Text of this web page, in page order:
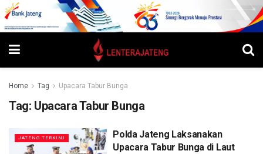
Home Tag Upacara Tabur Bunga
Tag: Upacara Tabur Bunga
JATENG TERKINI
Polda Jateng Laksanakan
Upacara Tabur Bunga di Laut